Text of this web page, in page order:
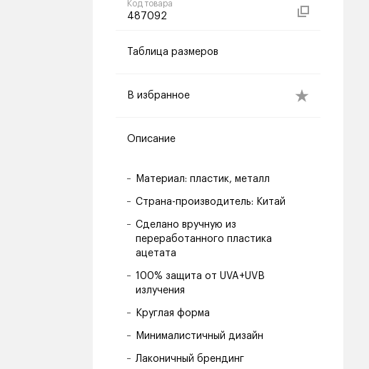
Код товара
487092
Таблица размеров
В избранное
Описание
Материал: пластик, металл
Страна-производитель: Китай
Сделано вручную из
переработанного пластика
ацетата
100% защита от UVA+UVB
излучения
Круглая форма
Минималистичный дизайн
Лаконичный брендинг